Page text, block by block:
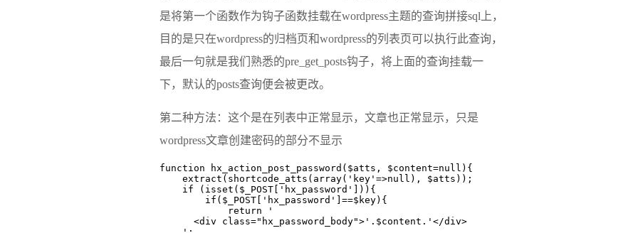
是将第一个函数作为钩子函数挂载在wordpress主题的查询拼接sql上，
目的是只在wordpress的归档页和wordpress的列表页可以执行此查询，
最后一句就是我们熟悉的pre_get_posts钩子，将上面的查询挂载一
下，默认的posts查询便会被更改。
第二种方法：这个是在列表中正常显示，文章也正常显示，只是
wordpress文章创建密码的部分不显示
function hx_action_post_password($atts, $content=null){